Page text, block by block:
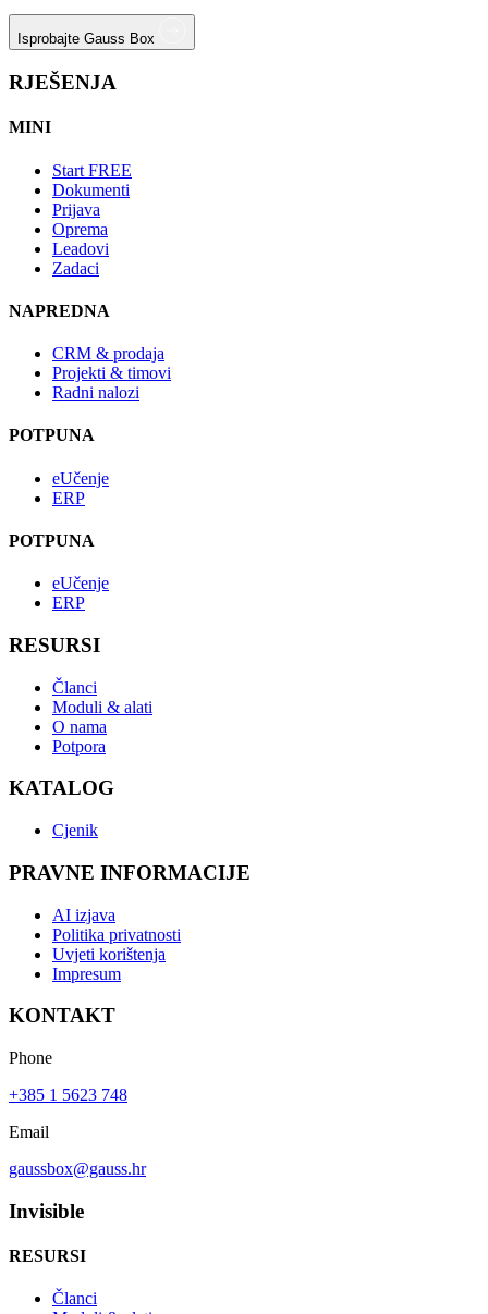
Isprobajte Gauss Box
RJEŠENJA
MINI
Start FREE
Dokumenti
Prijava
Oprema
Leadovi
Zadaci
NAPREDNA
CRM & prodaja
Projekti & timovi
Radni nalozi
POTPUNA
eUčenje
ERP
POTPUNA
eUčenje
ERP
RESURSI
Članci
Moduli & alati
O nama
Potpora
KATALOG
Cjenik
PRAVNE INFORMACIJE
AI izjava
Politika privatnosti
Uvjeti korištenja
Impresum
KONTAKT
Phone
+385 1 5623 748
Email
gaussbox@gauss.hr
Invisible
RESURSI
Članci